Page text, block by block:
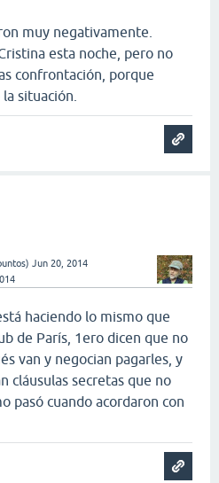
muy negativamente.
esta noche, pero no
confrontación, porque
situación.
Jun 20, 2014
haciendo lo mismo que
de París, 1ero dicen que no
van y negocian pagarles, y
cláusulas secretas que no
pasó cuando acordaron con